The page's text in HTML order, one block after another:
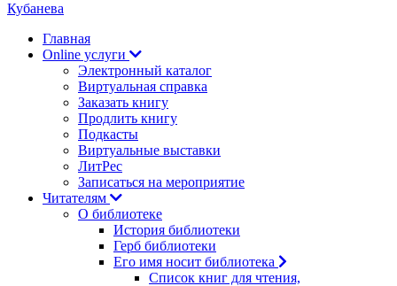
Главная
Online услуги
Электронный каталог
Виртуальная справка
Заказать книгу
Продлить книгу
Подкасты
Виртуальные выставки
ЛитРес
Записаться на мероприятие
Читателям
О библиотеке
История библиотеки
Герб библиотеки
Его имя носит библиотека
Список книг для чтения,